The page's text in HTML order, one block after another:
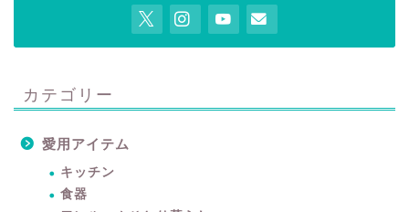
カテゴリー
愛用アイテム
キッチン
食器